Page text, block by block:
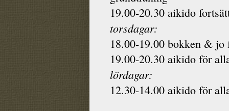
19.00-20.30 aikido
torsdagar:
18.00-19.00 bokken & jo
19.00-20.30 aikido för
lördagar:
12.30-14.00 aikido för